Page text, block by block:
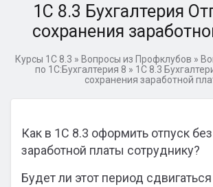
1С 8.3 Бухгалтерия
сохранения
Курсы 1С 8.3 » Вопросы из Профклубов »
по 1С:Бухгалтерия 8 » 1С 8.3
сохранения заработной
Как в 1С 8.3 оформить отпуск
заработной платы сотруднику?
Будет ли этот период